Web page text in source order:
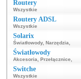
Routery
Wszystkie
Routery ADSL
Wszystkie
Solarix
Światłowody, Narzędzia
Światłowody
Akcesoria Przełącznice
Switche
Wszystkie